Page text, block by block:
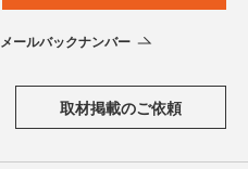
メールバックナンバー
取材掲載のご依頼